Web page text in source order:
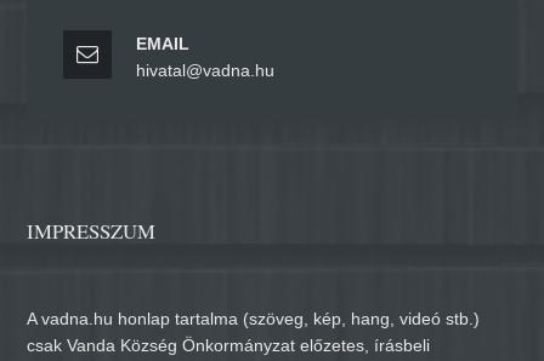
EMAIL
hivatal@vadna.hu
IMPRESSZUM
A vadna.hu honlap tartalma (szöveg, kép, hang, videó stb.)
csak Vanda Község Önkormányzat előzetes, írásbeli